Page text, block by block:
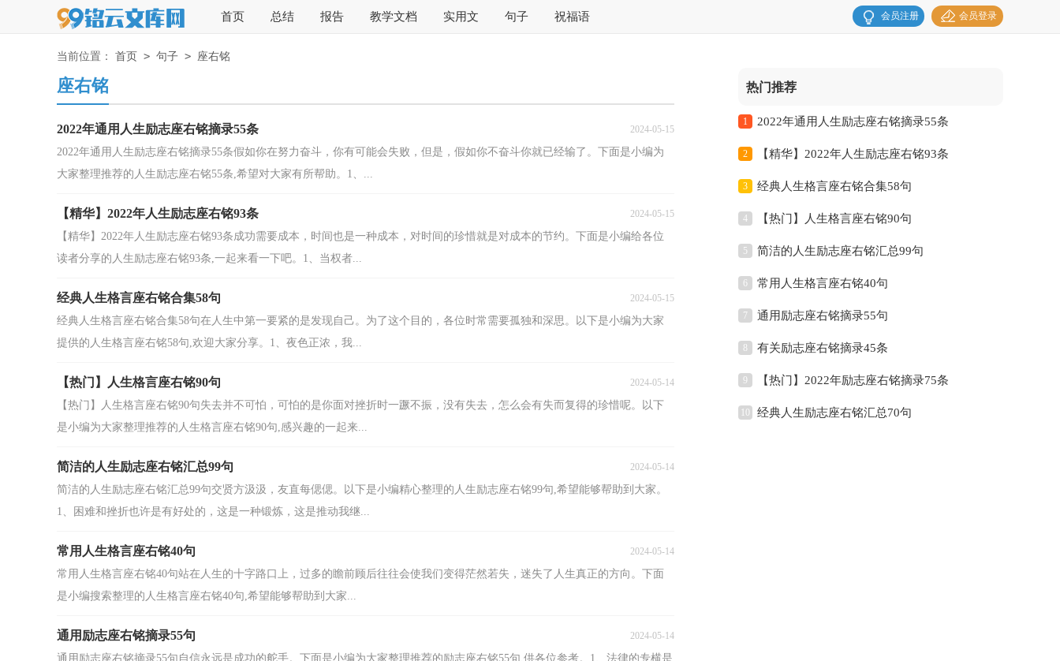
首页 总结 报告 教学文档 实用文 句子 祝福语 会员登录
会员注册
当前位置： 首页 > 句子 > 座右铭
座右铭
2022年通用人生励志座右铭摘录55条 2024-05-15
2022年通用人生励志座右铭摘录55条假如你在努力奋斗，你有可能会失败，但是，假如你不奋斗你就已经输了。下面是小编为
大家整理推荐的人生励志座右铭55条,希望对大家有所帮助。1、...
【精华】2022年人生励志座右铭93条 2024-05-15
【精华】2022年人生励志座右铭93条成功需要成本，时间也是一种成本，对时间的珍惜就是对成本的节约。下面是小编给各位
读者分享的人生励志座右铭93条,一起来看一下吧。1、当权者...
经典人生格言座右铭合集58句 2024-05-15
经典人生格言座右铭合集58句在人生中第一要紧的是发现自己。为了这个目的，各位时常需要孤独和深思。以下是小编为大家
提供的人生格言座右铭58句,欢迎大家分享。1、夜色正浓，我...
【热门】人生格言座右铭90句 2024-05-14
【热门】人生格言座右铭90句失去并不可怕，可怕的是你面对挫折时一蹶不振，没有失去，怎么会有失而复得的珍惜呢。以下
是小编为大家整理推荐的人生格言座右铭90句,感兴趣的一起来...
简洁的人生励志座右铭汇总99句 2024-05-14
简洁的人生励志座右铭汇总99句交贤方汲汲，友直每偲偲。以下是小编精心整理的人生励志座右铭99句,希望能够帮助到大家。
1、困难和挫折也许是有好处的，这是一种锻炼，这是推动我继...
常用人生格言座右铭40句 2024-05-14
常用人生格言座右铭40句站在人生的十字路口上，过多的瞻前顾后往往会使我们变得茫然若失，迷失了人生真正的方向。下面
是小编搜索整理的人生格言座右铭40句,希望能够帮助到大家...
通用励志座右铭摘录55句 2024-05-14
通用励志座右铭摘录55句自信永远是成功的舵手。下面是小编为大家整理推荐的励志座右铭55句,供各位参考。1、法律的专横是
热门推荐
1 2022年通用人生励志座右铭摘录55条
2 【精华】2022年人生励志座右铭93条
3 经典人生格言座右铭合集58句
4 【热门】人生格言座右铭90句
5 简洁的人生励志座右铭汇总99句
6 常用人生格言座右铭40句
7 通用励志座右铭摘录55句
8 有关励志座右铭摘录45条
9 【热门】2022年励志座右铭摘录75条
10 经典人生励志座右铭汇总70句